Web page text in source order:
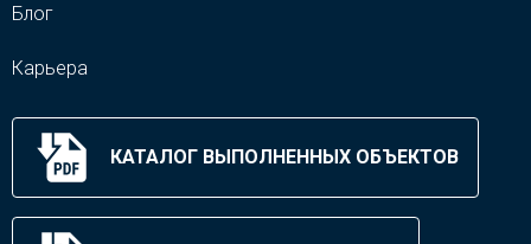
Блог
Карьера
КАТАЛОГ ВЫПОЛНЕННЫХ ОБЪЕКТОВ